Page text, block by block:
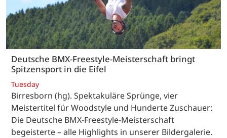
Deutsche BMX-Freestyle-Meisterschaft bringt
Spitzensport in die Eifel
Tuesday
Birresborn (hg). Spektakuläre Sprünge, vier
Meistertitel für Woodstyle und Hunderte Zuschauer:
Die Deutsche BMX-Freestyle-Meisterschaft
begeisterte – alle Highlights in unserer Bildergalerie.